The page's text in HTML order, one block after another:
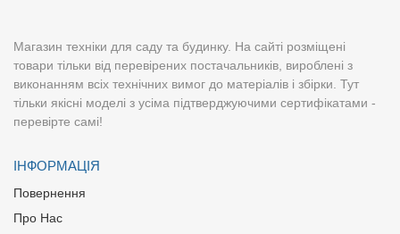
Магазин техніки для саду та будинку. На сайті розміщені
товари тільки від перевірених постачальників, вироблені з
виконанням всіх технічних вимог до матеріалів і збірки. Тут
тільки якісні моделі з усіма підтверджуючими сертифікатами -
перевірте самі!
ІНФОРМАЦІЯ
Повернення
Про Нас